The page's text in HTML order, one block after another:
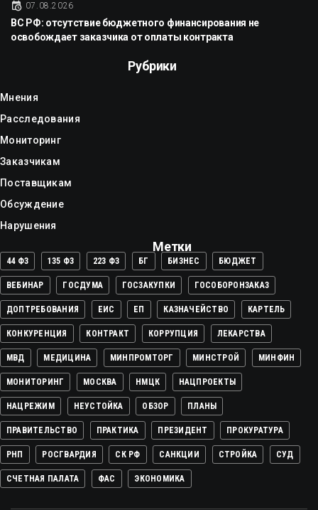
07.08.2026
ВС РФ: отсутствие бюджетного финансирования не
освобождает заказчика от оплаты контракта
Рубрики
Мнения
Расследования
Мониторинг
Заказчикам
Поставщикам
Обсуждение
Нарушения
Метки
44 ФЗ 135 ФЗ 223 ФЗ БГ БИЗНЕС БЮДЖЕТ
ВЕБИНАР ГОСДУМА ГОСЗАКУПКИ ГОСОБОРОНЗАКАЗ
ДОПТРЕБОВАНИЯ ЕИС ЕП КАЗНАЧЕЙСТВО КАРТЕЛЬ
КОНКУРЕНЦИЯ КОНТРАКТ КОРРУПЦИЯ ЛЕКАРСТВА
МВД МЕДИЦИНА МИНПРОМТОРГ МИНСТРОЙ МИНФИН
МОНИТОРИНГ МОСКВА НМЦК НАЦПРОЕКТЫ
НАЦРЕЖИМ НЕУСТОЙКА ОБЗОР ПЛАНЫ
ПРАВИТЕЛЬСТВО ПРАКТИКА ПРЕЗИДЕНТ ПРОКУРАТУРА
РНП РОСГВАРДИЯ СК РФ САНКЦИИ СТРОЙКА СУД
СЧЕТНАЯ ПАЛАТА ФАС ЭКОНОМИКА